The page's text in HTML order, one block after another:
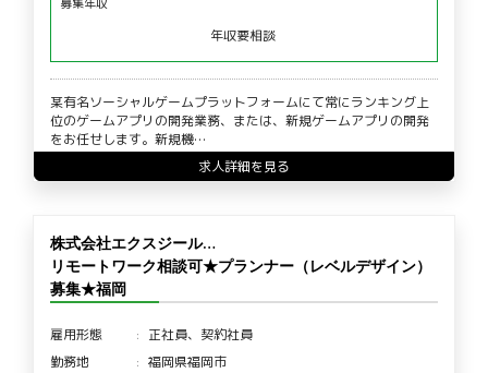
募集年収
年収要相談
某有名ソーシャルゲームプラットフォームにて常にランキング上
位のゲームアプリの開発業務、または、新規ゲームアプリの開発
をお任せします。新規機…
求人詳細を見る
株式会社エクスジール…
リモートワーク相談可★プランナー（レベルデザイン）
募集★福岡
雇用形態
正社員、契約社員
勤務地
福岡県福岡市